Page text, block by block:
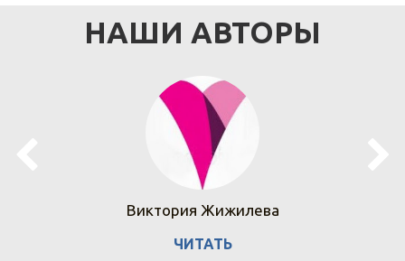
НАШИ АВТОРЫ
Виктория Жижилева
ЧИТАТЬ